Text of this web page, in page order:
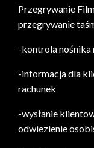
Przegrywanie
przegrywanie
-kontrola nośnika
-informacja dla
rachunek
-wysłanie
odwiezienie